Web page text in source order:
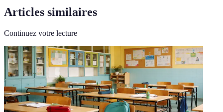
Articles similaires
Continuez votre lecture